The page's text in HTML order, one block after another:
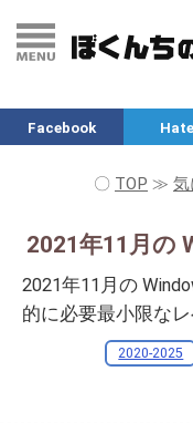
Facebook
〇 TOP ≫ 気
2021年11月の
2021年11月の
的に必要最小限な
2020-2025